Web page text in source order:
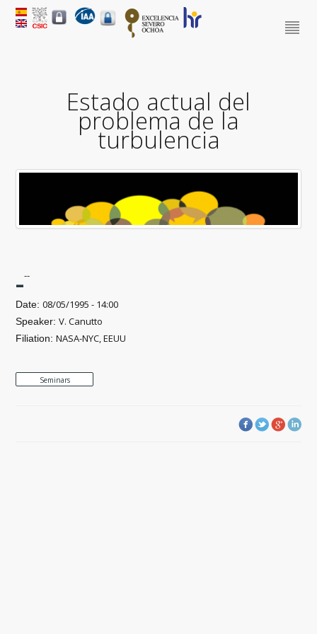
Estado actual del
problema de la
turbulencia
---
Date:08/05/1995 - 14:00
Speaker:V. Canutto
Filiation:NASA-NYC, EEUU
Seminars